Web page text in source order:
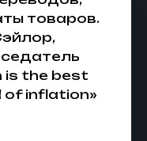
товаров.
is the best
of inflation»